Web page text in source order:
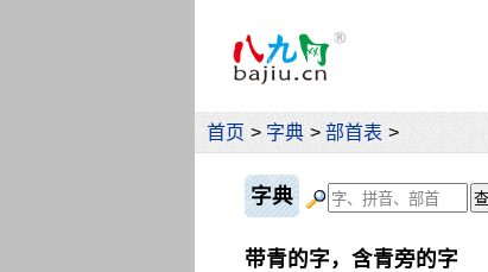
首页 > 字典 > 部首表 >
字典
带青的字，含青旁的字